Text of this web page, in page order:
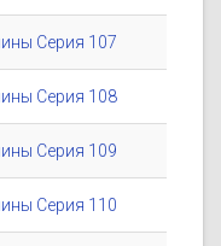
Серия 107
Серия 108
Серия 109
Серия 110